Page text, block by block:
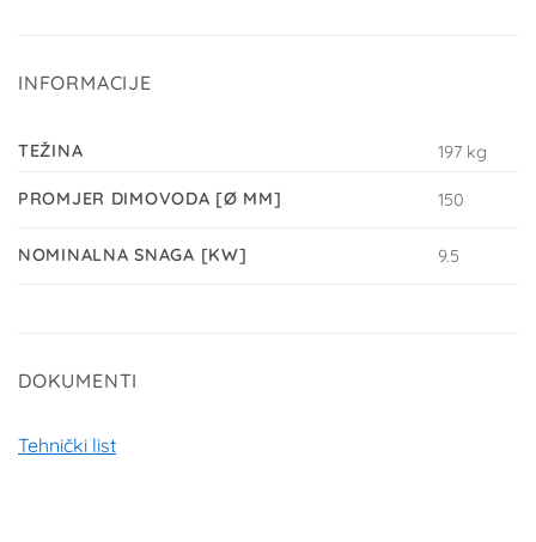
INFORMACIJE
TEŽINA 197 kg
PROMJER DIMOVODA [Ø MM] 150
NOMINALNA SNAGA [KW] 9.5
DOKUMENTI
Tehnički list